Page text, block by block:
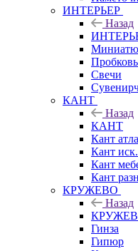
ИНТЕРЬЕР
Назад
Свечи
КАНТ
Назад
КАНТ
Кант
Кант
Кант
Кант
КРУЖЕВО
Назад
Гинза
Гипюр